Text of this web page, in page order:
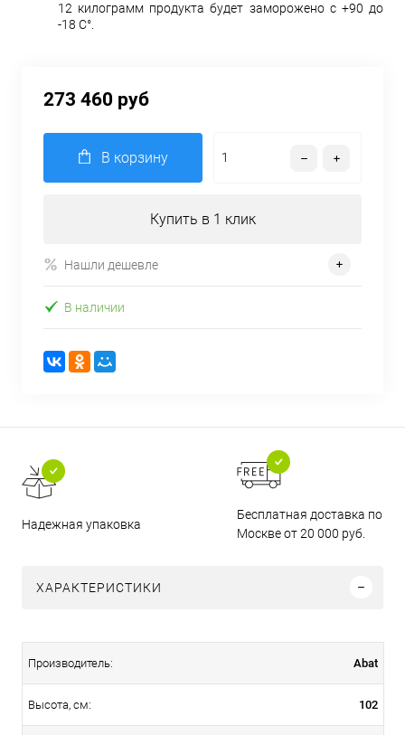
12 килограмм продукта будет заморожено с +90 до
-18 С°.
273 460 руб
В корзину
Купить в 1 клик
Нашли дешевле
В наличии
Надежная упаковка
Бесплатная доставка по
Москве от 20 000 руб.
ХАРАКТЕРИСТИКИ
Производитель: Abat
Высота, см: 102